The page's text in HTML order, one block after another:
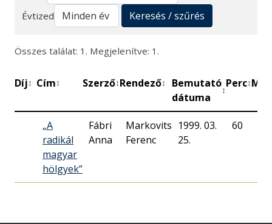
Évtized
Keresés / szűrés
Összes találat: 1. Megjelenítve: 1.
Díj↕ Cím↕ Szerző↕Rendező↕
Bemutató
dátuma
↕
Perc↕
„A
radikál
magyar
hölgyek”
Fábri
Anna
Markovits
Ferenc
1999. 03.
25.
60